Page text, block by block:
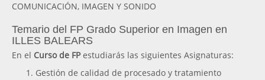
COMUNICACIÓN, IMAGEN Y SONIDO
Temario del FP Grado Superior en Imagen en
ILLES BALEARS
En el Curso de FPestudiarás las siguientes Asignaturas:
Gestión de calidad de procesado y tratamiento